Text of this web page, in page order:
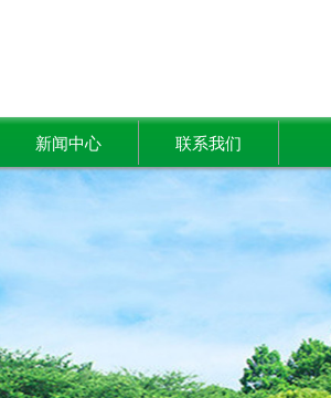
新闻中心 联系我们